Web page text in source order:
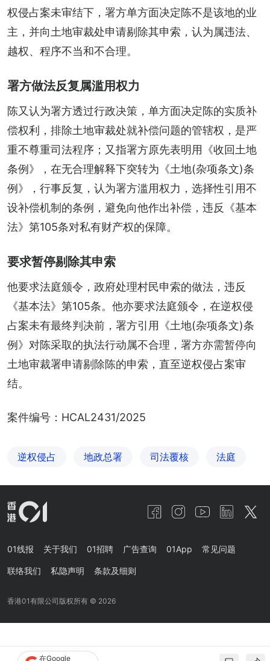
权侵占案未审结下，署方单方面决定陈不是该地的业
主，并向土地审裁处申请剔除其申索，认为属违法、
越权、程序不当和不合理。
署方做法反复属滥用权力
陈又认为署方透过行政决策，单方面决定陈的实质补
偿权利，排除土地审裁处就补偿问题的管辖权，是严
重不尊重司法程序；又指署方原先表明用《收回土地
条例》，在无合理解释下突转为《土地(杂项条文)条
例》，行事反复，认为署方滥用权力，选择性引用不
设补偿机制的条例，避免向他作出补偿，违反《基本
法》第105条对私有财产权的保障。
要求暂停剔除其申索
他要求法庭颁令，政府处理村民申索的做法，违反
《基本法》第105条。他亦要求法庭颁令，在逆权侵
占案未有最终判决前，署方引用《土地(杂项条文)条
例》对陈采取的执法行动属不合理，署方亦需暂停向
土地审裁署申请剔除陈的申索，直至逆权侵占案审
结。
案件编号：HCAL2431/2025
逆权侵占 地政总署 司法覆核 法庭
在Google
01线报 关于我们 01招聘 广告查询 01App 常见问题
联络我们 私隐声明 条款及细则
香港01有限公司版权所有 © 2026